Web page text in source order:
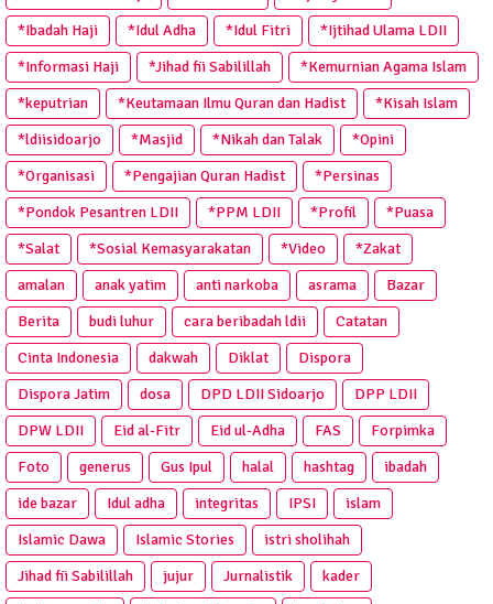
*Ibadah Haji
*Idul Adha *Idul Fitri
*Ijtihad Ulama LDII
*Informasi Haji
*Jihad fii Sabilillah
*Kemurnian Agama Islam
*keputrian
*Keutamaan Ilmu Quran dan Hadist
*Kisah Islam
*ldiisidoarjo
*Masjid *Nikah dan Talak
*Opini
*Organisasi
*Pengajian Quran Hadist
*Persinas
*Pondok Pesantren LDII
*PPM LDII *Profil
*Puasa
*Salat
*Sosial Kemasyarakatan *Video
*Zakat
amalan
anak yatim anti narkoba asrama
Bazar
Berita
budi luhur cara beribadah ldii
Catatan
Cinta Indonesia
dakwah Diklat
Dispora
Dispora Jatim
dosa DPD LDII Sidoarjo
DPP LDII
DPW LDII
Eid al-Fitr Eid ul-Adha FAS
Forpimka
Foto
generus Gus Ipul halal hashtag
ibadah
ide bazar
Idul adha integritas IPSI
islam
Islamic Dawa
Islamic Stories
istri sholihah
Jihad fii Sabilillah
jujur Jurnalistik
kader